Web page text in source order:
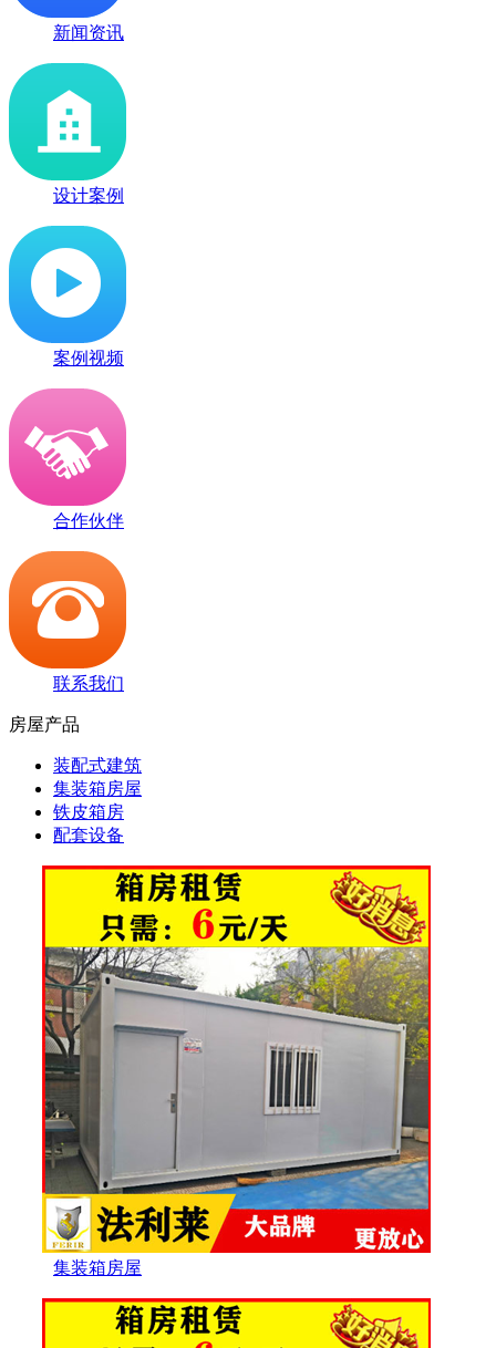
新闻资讯
设计案例
案例视频
合作伙伴
联系我们
房屋产品
装配式建筑
集装箱房屋
铁皮箱房
配套设备
集装箱房屋